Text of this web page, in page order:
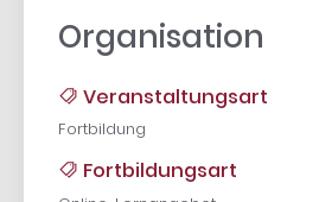
Organisation
Veranstaltungsart
Fortbildung
Fortbildungsart